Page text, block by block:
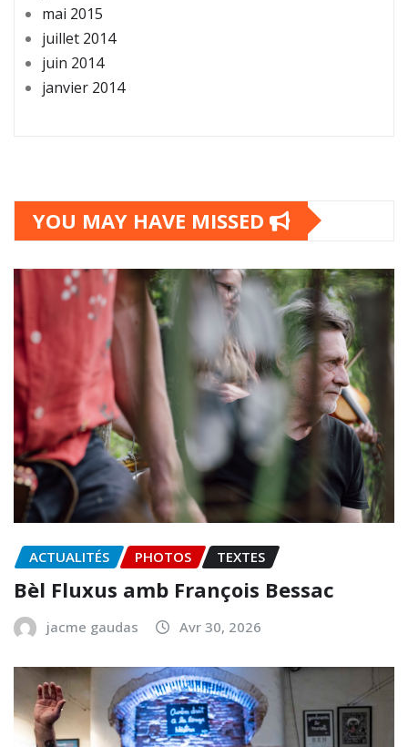
mai 2015
juillet 2014
juin 2014
janvier 2014
YOU MAY HAVE MISSED
ACTUALITÉS PHOTOS TEXTES
Bèl Fluxus amb François Bessac
jacme gaudas Avr 30, 2026